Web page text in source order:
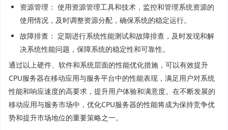
资源管理： 使用资源管理工具和技术，监控和管理系统资源的
使用情况，及时调整资源分配，确保系统的稳定运行。
故障排查： 定期进行系统性能测试和故障排查，及时发现和解
决系统性能问题，保障系统的稳定性和可靠性。
通过以上硬件、软件和系统层面的性能优化措施，可以有效提升
CPU服务器在移动应用与服务平台中的性能表现，满足用户对系统
性能和响应速度的高要求，提升用户体验和满意度。在不断发展的
移动应用与服务市场中，优化CPU服务器的性能将成为保持竞争优
势和提升市场地位的重要策略之一。